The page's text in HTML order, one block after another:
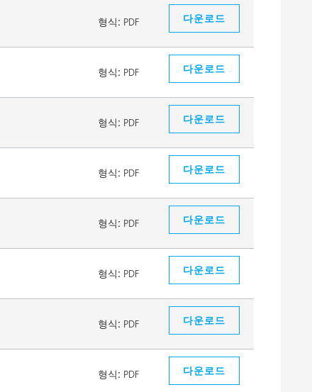
형식: PDF 다운로드
형식: PDF 다운로드
형식: PDF 다운로드
형식: PDF 다운로드
형식: PDF 다운로드
형식: PDF 다운로드
형식: PDF 다운로드
형식: PDF 다운로드